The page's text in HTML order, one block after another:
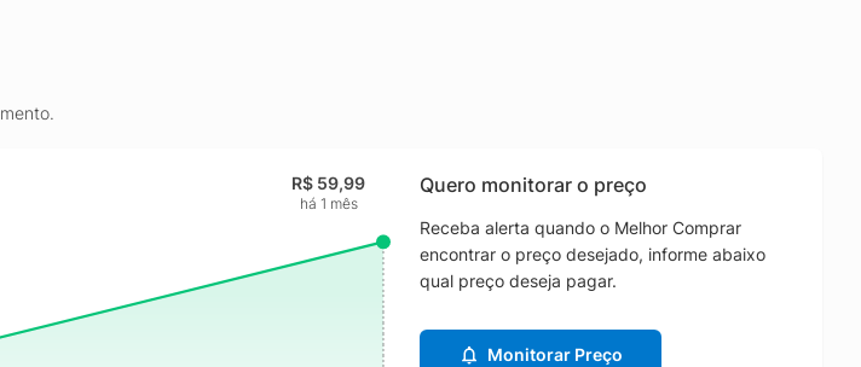
R$ 59,99
há 1 mês
Quero monitorar o preço
Receba alerta quando o Melhor Comprar
encontrar o preço desejado, informe abaixo
qual preço deseja pagar.
Monitorar Preço